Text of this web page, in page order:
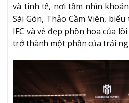
và tinh tế, nơi tầm nhìn
Sài Gòn, Thảo Cầm Viên,
IFC và vẻ đẹp phồn hoa của
trở thành một phần của trải